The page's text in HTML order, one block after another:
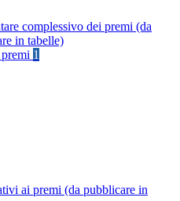
complessivo dei premi (da
in tabelle)
1
ai premi (da pubblicare in